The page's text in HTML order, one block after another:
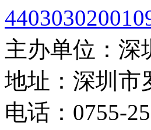
主办单位：深
地址：深圳市
电话：